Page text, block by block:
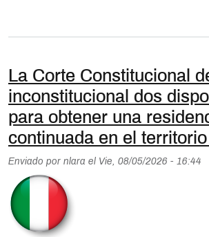
La Corte Constitucional
inconstitucional dos
para obtener una
continuada en el territorio
Enviado por nlara el Vie, 08/05/2026 - 16:44